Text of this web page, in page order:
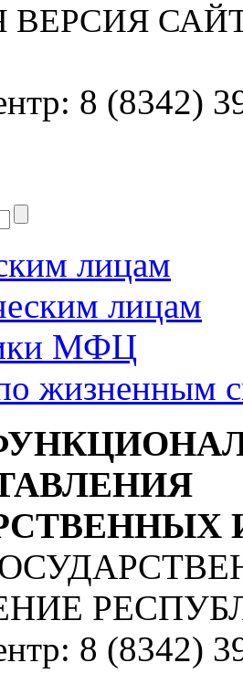
ВЕРСИЯ
8 (8342)
лицам
лицам
МФЦ
жизненным
8 (8342)